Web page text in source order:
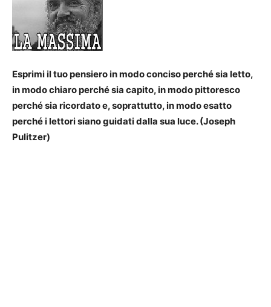
Esprimi il tuo pensiero in modo conciso perché sia letto,
in modo chiaro perché sia capito, in modo pittoresco
perché sia ricordato e, soprattutto, in modo esatto
perché i lettori siano guidati dalla sua luce. (Joseph
Pulitzer)